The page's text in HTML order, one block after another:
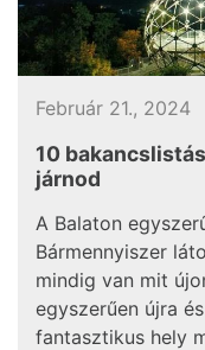
Február 21., 2024
10
járnod
A Balaton
Bármennyiszer
mindig van mit
egyszerűen újra
fantasztikus hely